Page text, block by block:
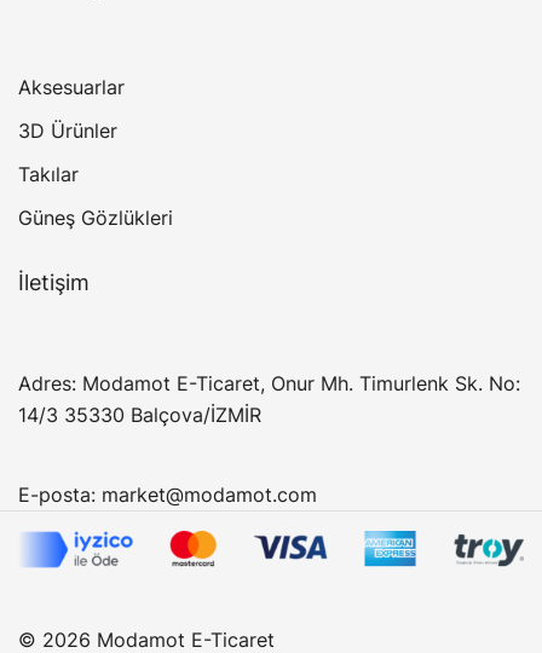
Aksesuarlar
3D Ürünler
Takılar
Güneş Gözlükleri
İletişim
Adres: Modamot E-Ticaret, Onur Mh. Timurlenk Sk. No:
14/3 35330 Balçova/İZMİR
E-posta: market@modamot.com
© 2026 Modamot E-Ticaret